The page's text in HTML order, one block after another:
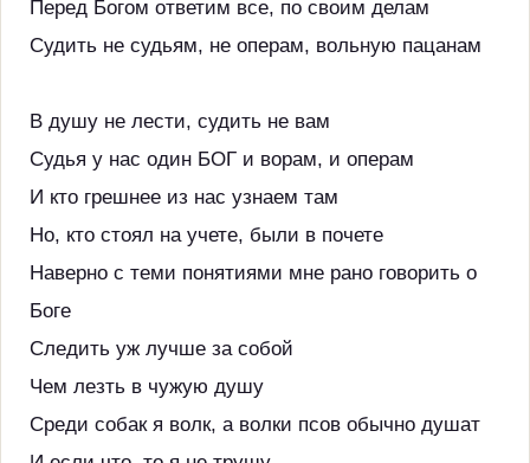
Перед Богом ответим все, по своим делам
Судить не судьям, не операм, вольную пацанам
В душу не лести, судить не вам
Судья у нас один БОГ и ворам, и операм
И кто грешнее из нас узнаем там
Но, кто стоял на учете, были в почете
Наверно с теми понятиями мне рано говорить о
Боге
Следить уж лучше за собой
Чем лезть в чужую душу
Среди собак я волк, а волки псов обычно душат